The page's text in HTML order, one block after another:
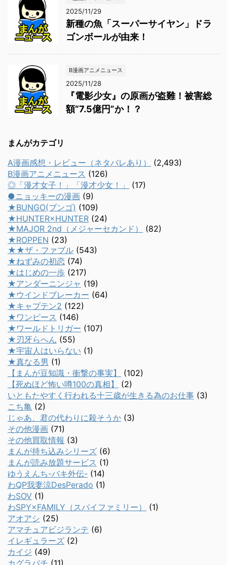
2025/11/29
新種の魚「スーパーサイヤン」ドラ
ゴンボールが由来！
B漫画アニメニュース
2025/11/28
『電影少女』の原画が盗難！被害総
額“7.5億円”か！？
まんがカテゴリ
A漫画感想・レビュー（ネタバレあり）
(2,493)
B漫画アニメニュース (126)
◎「漫才女子！」「漫才少女！」
(17)
●ニョッキーの漫画 (9)
★BUNGO(ブンゴ) (109)
★HUNTER×HUNTER (24)
★MAJOR 2nd（メジャーセカンド）
(82)
★ROPPEN (23)
★★ザ・ファブル (543)
★ねずみの初恋 (74)
★はじめの一歩 (217)
★アンダーニンジャ (19)
★ウインドブレーカー (64)
★キャプテン2 (122)
★ワンピース (146)
★ワールドトリガー (107)
★刃牙らへん (55)
★宇宙人はいらない (1)
★真なる男 (1)
【まんが豆知識・衝撃の事実】
(102)
【死ぬほど怖い噂100の真相】
(2)
いともたやすく行われる十三歳が生きる為のお仕事 (3)
こち亀 (2)
じゃあ、君の代わりに殺そうか (3)
その他漫画 (71)
その他買取情報 (3)
まんが持ち込みシリーズ (6)
まんが読み放題サービス (1)
ゆうえんち-バキ外伝- (14)
わQP我妻涼DesPerado (1)
わSOV (1)
わSPY×FAMILY（スパイファミリー）
(1)
アオアシ (25)
アマチュアビジランテ (6)
イレギュラーズ (2)
カイジ (49)